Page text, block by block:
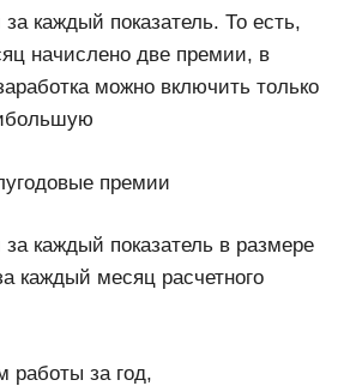
каждый показатель. То есть,
начислено две премии, в
можно включить только
премии
каждый показатель в размере
каждый месяц расчетного
работы за год,